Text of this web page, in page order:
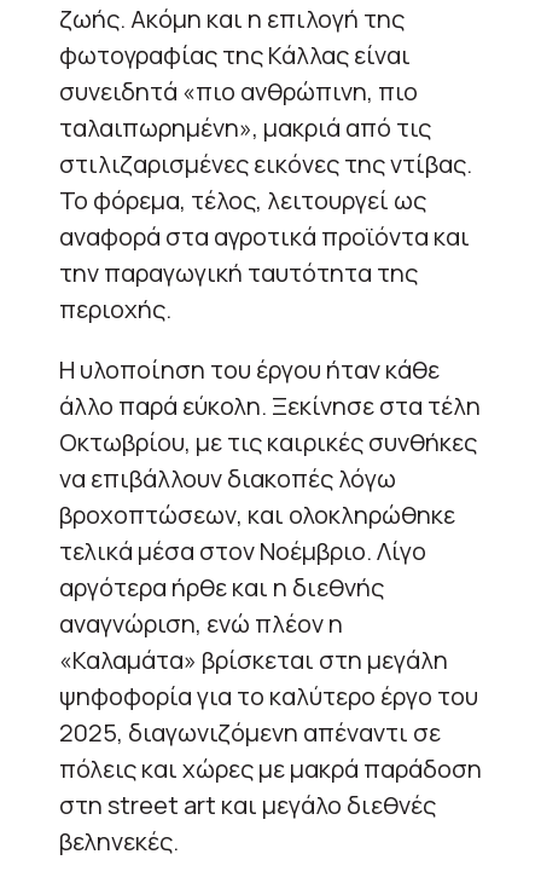
ζωής. Ακόμη και η επιλογή της
φωτογραφίας της Κάλλας είναι
συνειδητά «πιο ανθρώπινη, πιο
ταλαιπωρημένη», μακριά από τις
στιλιζαρισμένες εικόνες της ντίβας.
Το φόρεμα, τέλος, λειτουργεί ως
αναφορά στα αγροτικά προϊόντα και
την παραγωγική ταυτότητα της
περιοχής.
Η υλοποίηση του έργου ήταν κάθε
άλλο παρά εύκολη. Ξεκίνησε στα τέλη
Οκτωβρίου, με τις καιρικές συνθήκες
να επιβάλλουν διακοπές λόγω
βροχοπτώσεων, και ολοκληρώθηκε
τελικά μέσα στον Νοέμβριο. Λίγο
αργότερα ήρθε και η διεθνής
αναγνώριση, ενώ πλέον η
«Καλαμάτα» βρίσκεται στη μεγάλη
ψηφοφορία για το καλύτερο έργο του
2025, διαγωνιζόμενη απέναντι σε
πόλεις και χώρες με μακρά παράδοση
στη street art και μεγάλο διεθνές
βεληνεκές.